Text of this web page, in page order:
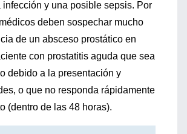
infección y una posible sepsis. Por
deben sospechar mucho
de un absceso prostático en
con prostatitis aguda que sea
debido a la presentación y
o que no responda rápidamente
(dentro de las 48 horas).